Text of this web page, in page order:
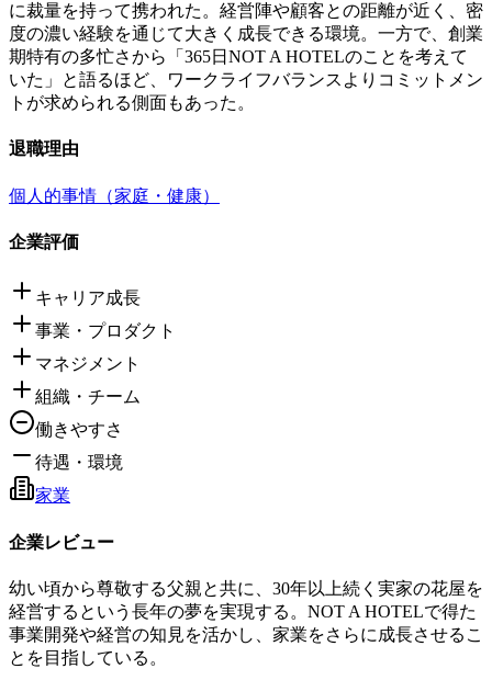
に裁量を持って携われた。経営陣や顧客との距離が近く、密
度の濃い経験を通じて大きく成長できる環境。一方で、創業
期特有の多忙さから「365日NOT A HOTELのことを考えて
いた」と語るほど、ワークライフバランスよりコミットメン
トが求められる側面もあった。
退職理由
個人的事情（家庭・健康）
企業評価
キャリア成長
事業・プロダクト
マネジメント
組織・チーム
働きやすさ
待遇・環境
家業
企業レビュー
幼い頃から尊敬する父親と共に、30年以上続く実家の花屋を
経営するという長年の夢を実現する。NOT A HOTELで得た
事業開発や経営の知見を活かし、家業をさらに成長させるこ
とを目指している。